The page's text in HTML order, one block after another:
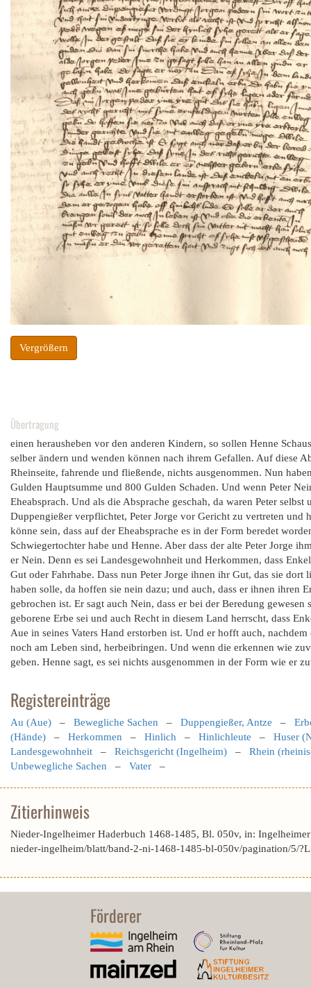
Vergrößern
Übertragung
einen herausheben vor den anderen Kindern, so sollen Henne
selber ändern und wenden können nach ihrem Gefallen. Auf diese
Rheinseite, fahrende und fließende, nichts ausgenommen. Nun
Gulden Hauptsumme und 800 Gulden Schaden. Und wenn Peter
Eheabsprach. Und als die Absprache geschah, da waren Peter
Duppengießer verpflichtet, Peter Jorge vor Gericht zu vertreten und
könne sein, dass auf der Eheabsprache es in der Form beredet
Schwiegertochter habe und Henne. Aber dass der alte Peter Jorge
er Nein. Denn es sei Landesgewohnheit und Herkommen, dass
Gut oder Fahrhabe. Dass nun Peter Jorge ihnen ihr Gut, das sie
haben solle, da hoffen sie nein dazu; und auch, dass er ihnen ihren
gebrochen ist. Er sagt auch Nein, dass er bei der Beredung
geborene Erbe sei und auch Recht in diesem Land herrscht, dass
Aue in seines Vaters Hand erstorben ist. Und er hofft auch,
noch am Leben sind, herbeibringen. Und wenn die erkennen wie
geben. Henne sagt, es sei nichts ausgenommen in der Form wie er
Registereinträge
Au (Aue) – Bewegliche Sachen – Duppengießer, Antze –
(Hände) – Herkommen – Hinlich – Hinlichleute – Huser
Landesgewohnheit – Reichsgericht (Ingelheim) – Rhein
Unbewegliche Sachen – Vater –
Zitierhinweis
Nieder-Ingelheimer Haderbuch 1468-1485, Bl. 050v, in:
nieder-ingelheim/blatt/band-2-ni-1468-1485-bl-050v/pagination/5/
Förderer